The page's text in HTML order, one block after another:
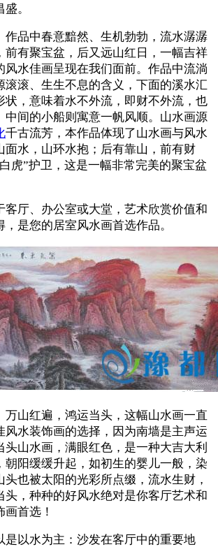
。
作品中春意黯然、生机勃勃，流水潺潺
前有聚宝盆，后又远山红日，一幅吉祥
风水佳画呈现在我们面前。作品中流淌
滚滚、生生不息的含义，下面的溪水汇
状，意味着水不外流，即财不外流，也
中间的小船则寓意一帆风顺。山水画源
千古流芳，本作品体现了山水画与风水
面水，山环水抱；后有靠山，前有财
虎”护卫，这是一幅非常完美的聚宝盆
客厅、办公室或大堂，艺术欣赏价值和
是您的居室风水画首选作品。
万山红遍，鸿运当头，这幅山水画一直
风水装饰画的选择，因为南墙是主声运
头山水画，满眼红色，是一种大吉大利
朝阳缓缓升起，如初生的婴儿一般，染
也被太阳的光彩所点缀，流水生财，
头，种种的好风水绝对是你客厅艺术和
首选！
是以水为主：沙发在客厅中的重要地